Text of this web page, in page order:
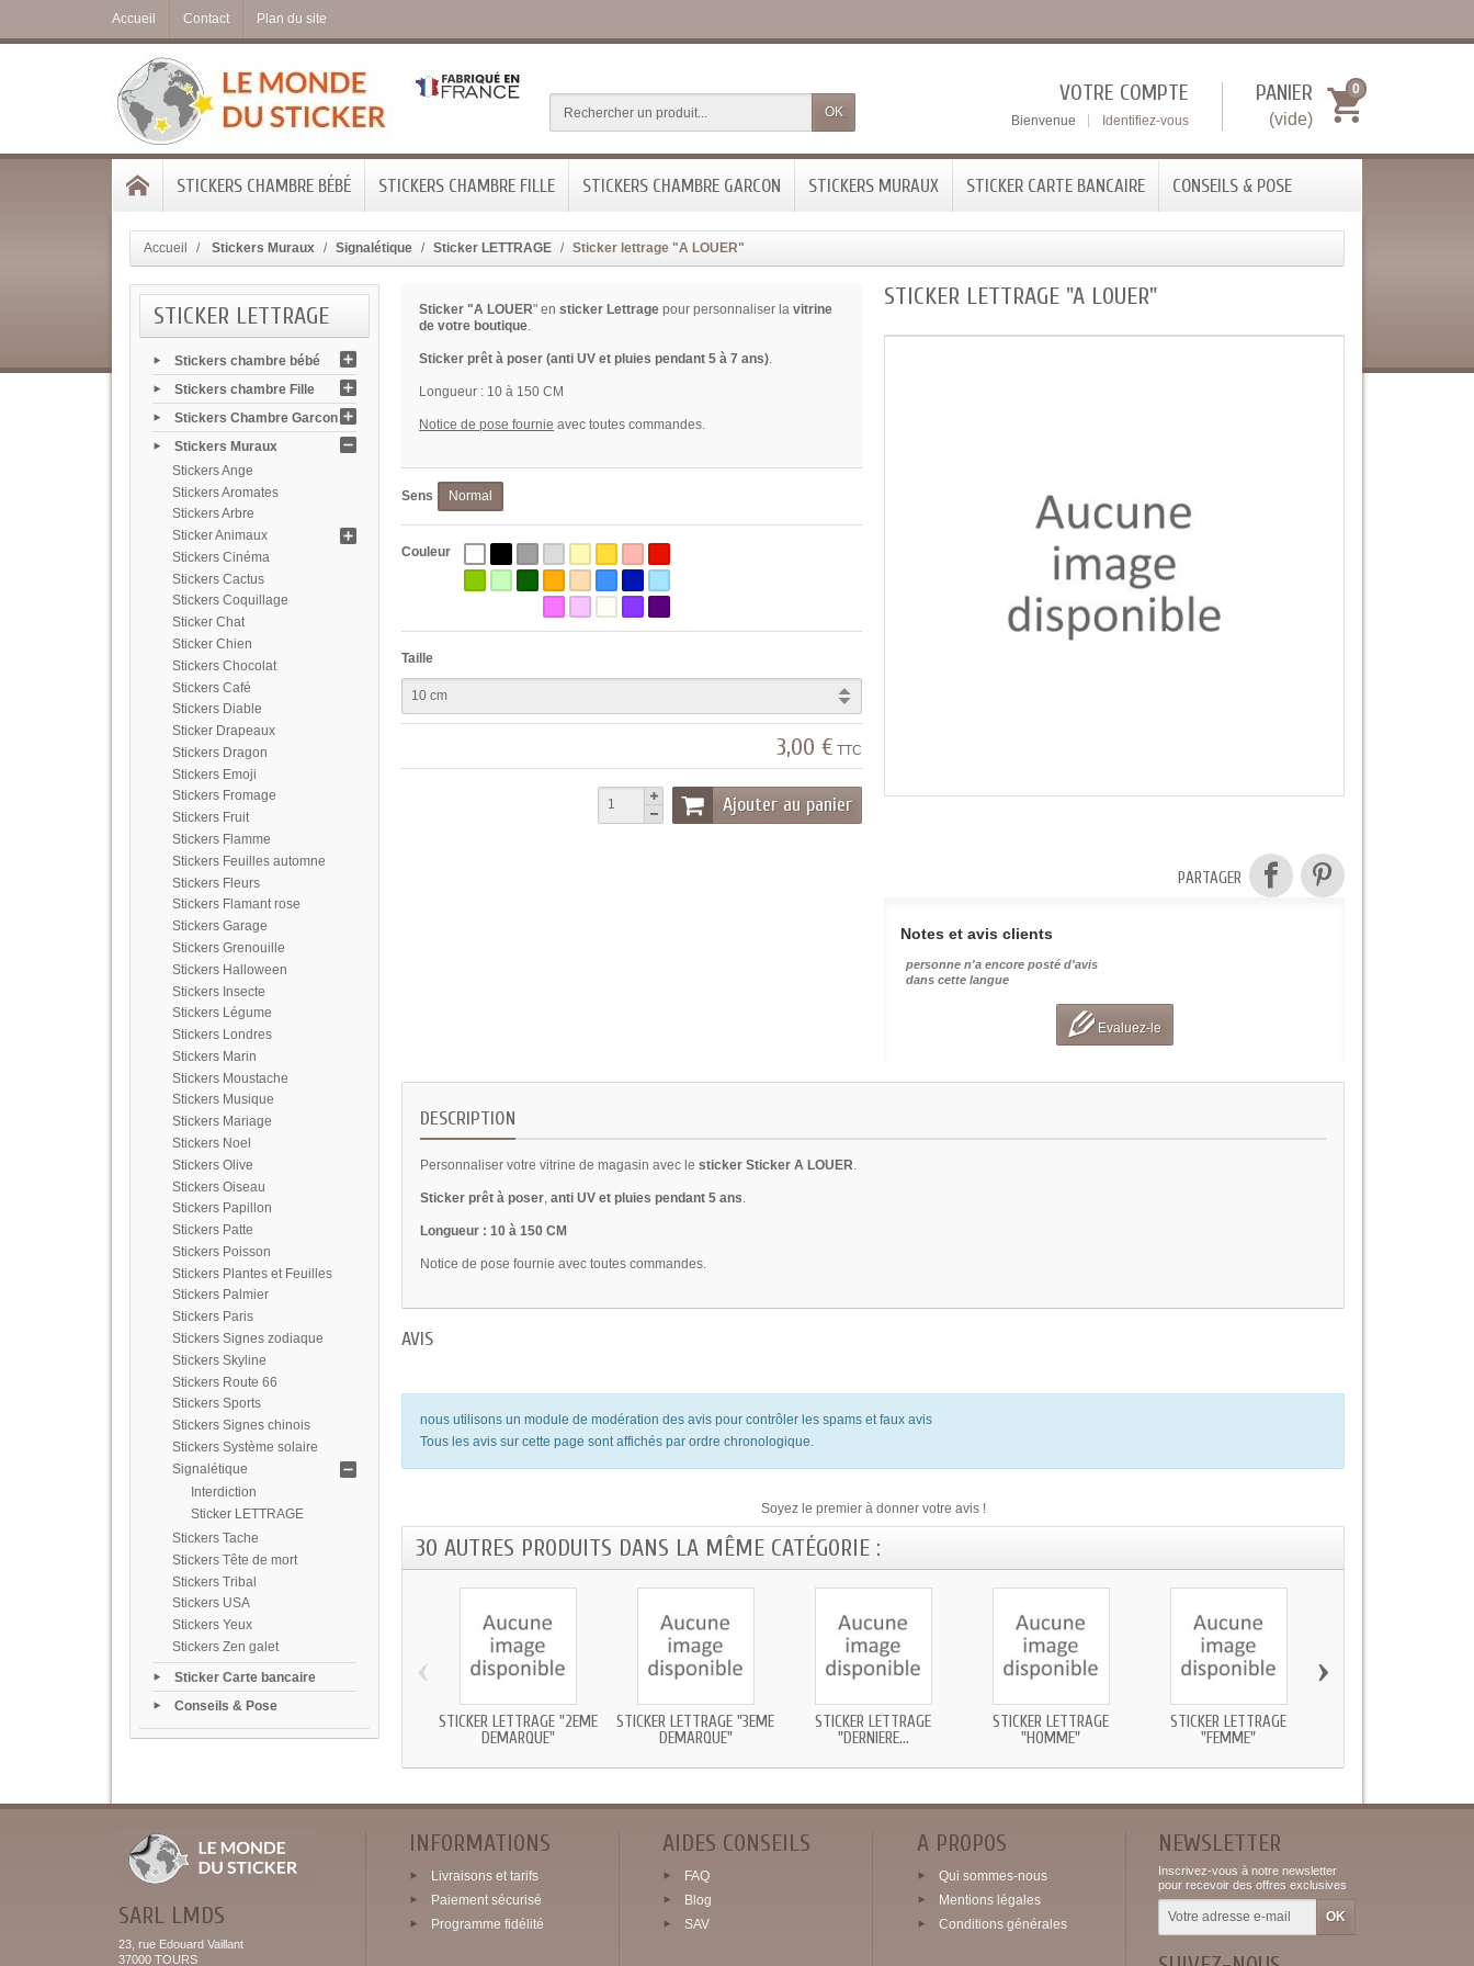
Accueil Contact Plan du site
OK
PANIER
(vide)
0
VOTRE COMPTE
Bienvenue Identifiez-vous
STICKERS CHAMBRE BÉBÉ STICKERS CHAMBRE FILLE STICKERS CHAMBRE GARCON STICKERS MURAUX STICKER CARTE BANCAIRE CONSEILS & POSE
Accueil Stickers Muraux Signalétique Sticker LETTRAGE Sticker lettrage "A LOUER"
STICKER LETTRAGE
Stickers chambre bébé
Stickers chambre Fille
Stickers Chambre Garcon
Stickers Muraux
Stickers Ange
Stickers Aromates
Stickers Arbre
Sticker Animaux
Stickers Cinéma
Stickers Cactus
Stickers Coquillage
Sticker Chat
Sticker Chien
Stickers Chocolat
Stickers Café
Stickers Diable
Sticker Drapeaux
Stickers Dragon
Stickers Emoji
Stickers Fromage
Stickers Fruit
Stickers Flamme
Stickers Feuilles automne
Stickers Fleurs
Stickers Flamant rose
Stickers Garage
Stickers Grenouille
Stickers Halloween
Stickers Insecte
Stickers Légume
Stickers Londres
Stickers Marin
Stickers Moustache
Stickers Musique
Stickers Mariage
Stickers Noel
Stickers Olive
Stickers Oiseau
Stickers Papillon
Stickers Patte
Stickers Poisson
Stickers Plantes et Feuilles
Stickers Palmier
Stickers Paris
Stickers Signes zodiaque
Stickers Skyline
Stickers Route 66
Stickers Sports
Stickers Signes chinois
Stickers Système solaire
Signalétique
Interdiction
Sticker LETTRAGE
Stickers Tache
Stickers Tête de mort
Stickers Tribal
Stickers USA
Stickers Yeux
Stickers Zen galet
Sticker Carte bancaire
Conseils & Pose
STICKER LETTRAGE "A LOUER"
PARTAGER
Notes et avis clients
personne n'a encore posté d'avis
dans cette langue
Evaluez-le
Sticker "A LOUER" ensticker Lettrage pour personnaliser lavitrine
de votre boutique.
Sticker prêt à poser (anti UV et pluies pendant 5 à 7 ans).
Longueur : 10 à 150 CM
Notice de pose fournie avec toutes commandes.
Sens Normal
Couleur
Taille
3,00 € TTC
Ajouter au panier
DESCRIPTION
Personnaliser votre vitrine de magasin avec lesticker Sticker A LOUER.
Sticker prêt à poser, anti UV et pluies pendant 5 ans.
Longueur : 10 à 150 CM
Notice de pose fournie avec toutes commandes.
AVIS
nous utilisons un module de modération des avis pour contrôler les spams et faux avis
Tous les avis sur cette page sont affichés par ordre chronologique.
Soyez le premier à donner votre avis !
30 AUTRES PRODUITS DANS LA MÊME CATÉGORIE :
STICKER LETTRAGE "2EME
DEMARQUE"
STICKER LETTRAGE "3EME
DEMARQUE"
STICKER LETTRAGE
"DERNIERE...
STICKER LETTRAGE
"HOMME"
STICKER LETTRAGE
"FEMME"
‹ ›
SARL LMDS
23, rue Edouard Vaillant
37000 TOURS
INFORMATIONS
Livraisons et tarifs
Paiement sécurisé
Programme fidélité
AIDES CONSEILS
FAQ
Blog
SAV
A PROPOS
Qui sommes-nous
Mentions légales
Conditions générales
NEWSLETTER
Inscrivez-vous à notre newsletter
pour recevoir des offres exclusives